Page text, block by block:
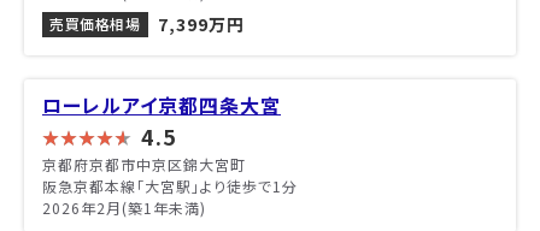
売買価格相場
7,399万円
ローレルアイ京都四条大宮
4.5
京都府京都市中京区錦大宮町
阪急京都本線「大宮駅」より徒歩で1分
2026年2月(築1年未満)